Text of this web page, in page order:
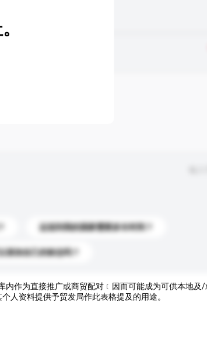
运送到我的国家需要多长时间？
添加自己的标志吗？
作为直接推广或商贸配对﹝因而可能成为可供本地及
人资料提供予贸发局作此表格提及的用途。